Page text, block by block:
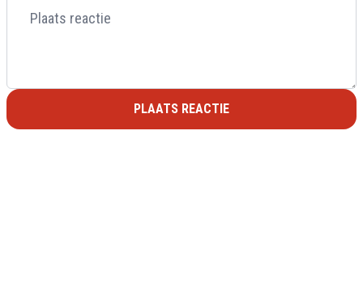
PLAATS REACTIE